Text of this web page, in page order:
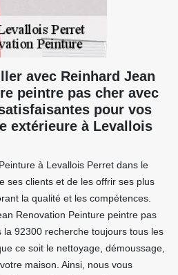
avec Reinhard Jean
peintre pas cher avec
pour vos
extérieure à Levallois
à Levallois Perret dans le
ses clients et de les offrir ses plus
la qualité et les compétences.
Renovation Peinture peintre pas
92300 recherche toujours tous les
ce soit le nettoyage, démoussage,
maison. Ainsi, nous vous